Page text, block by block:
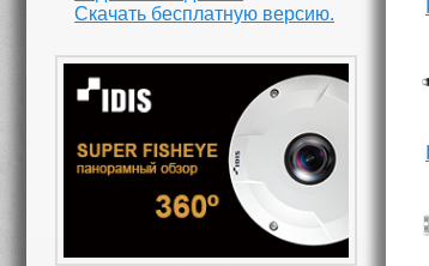
Скачать бесплатную версию.